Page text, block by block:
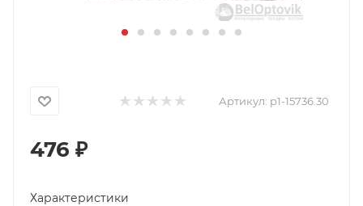
Артикул: p1-15736.30
476 ₽
Характеристики